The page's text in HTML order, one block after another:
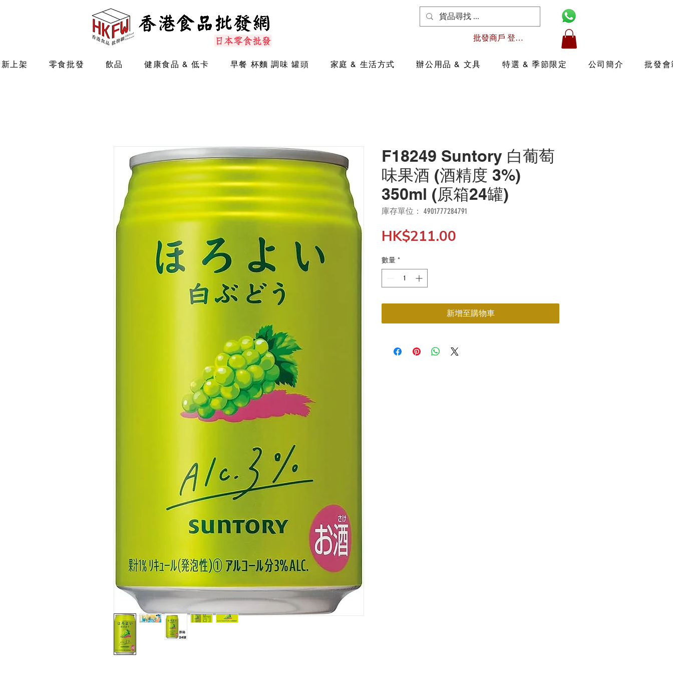
批發商戶 登入/註冊
上架 零食批發 飲品 健康食品 & 低卡 早餐 杯麵 調味 罐頭 家庭 & 生活方式 辦公用品 & 文具 特選 & 季節限定 公司簡介 批發會
F18249 Suntory 白葡萄
味果酒 (酒精度 3%)
350ml (原箱24罐)
庫存單位： 4901777284791
HK$211.00
數量 *
新增至購物車